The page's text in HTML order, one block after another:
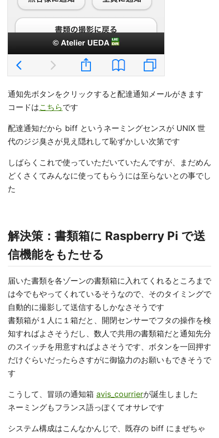
通知先ボタンをクリックすると配達通知メールがきます
コードはこちらです
配達通知だから biff というネーミングセンスが UNIX 世
代のジジ臭さが見え隠れして恥ずかしい次第です
しばらくこれで使っていただいていたんですが、まだめん
どくさくてみんなに使ってもらうには至らないとの事でし
た
解決策：書類箱に Raspberry Pi で送
信機能をもたせる
届いた書類を各ゾーンの書類箱に入れてくれるところまで
は今でもやってくれているそうなので、そのタイミングで
自動的に撮影して送信するしかなさそうです
書類箱が１人に１箱だと、開閉センサーでフタの操作を検
知すればよさそうだし、数人で共用の書類箱だと通知先分
のスイッチを用意すればよさそうです、ボタンを一回押す
だけぐらいだったらさすがに御協力のお願いもできそうで
す
こうして、冒頭の通知箱 avis_courrierが誕生しました
ネーミングもフランス語っぽくてオサレです
システム構成はこんなかんじで、既存の biff にまぜちゃ